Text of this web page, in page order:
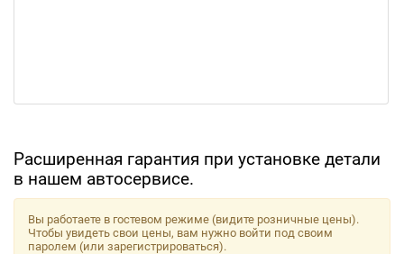
Расширенная гарантия при установке детали
в нашем автосервисе.
Вы работаете в гостевом режиме (видите розничные цены).
Чтобы увидеть свои цены, вам нужно войти под своим
паролем (или зарегистрироваться).